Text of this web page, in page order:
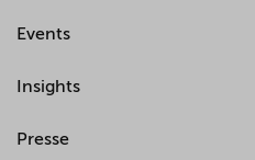
Events
Insights
Presse